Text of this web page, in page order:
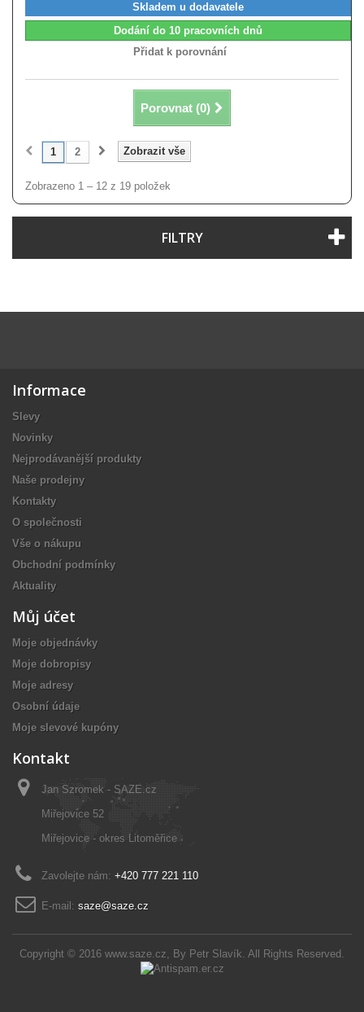
Skladem u dodavatele
Dodání do 10 pracovních dnů
Přidat k porovnání
Porovnat (0)
Zobrazit vše
1 2
Zobrazeno 1 – 12 z 19 položek
FILTRY
Informace
Slevy
Novinky
Nejprodávanější produkty
Naše prodejny
Kontakty
O společnosti
Vše o nákupu
Obchodní podmínky
Aktuality
Copyright © 2016 www.saze.cz, By Petr Slavík. All Rights Reserved.
Můj účet
Moje objednávky
Moje dobropisy
Moje adresy
Osobní údaje
Moje slevové kupóny
Kontakt
Jan Szromek - SAZE.cz
Miřejovice 52
Miřejovice - okres Litoměřice
Zavolejte nám: +420 777 221 110
E-mail: saze@saze.cz